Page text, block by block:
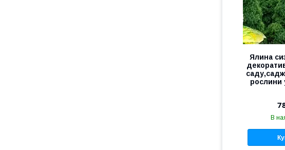
Ялина
рослини
В